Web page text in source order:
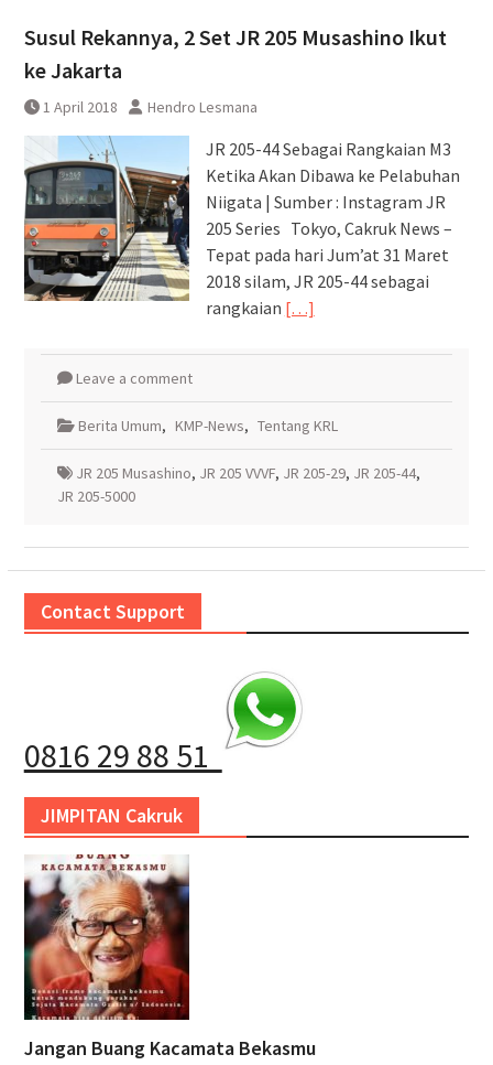
perjalanan KA Bandara YIA
Susul Rekannya, 2 Set JR 205 Musashino Ikut
ke Jakarta
1 April 2018 Hendro Lesmana
JR 205-44 Sebagai Rangkaian M3
Ketika Akan Dibawa ke Pelabuhan
Niigata | Sumber : Instagram JR
205 Series Tokyo, Cakruk News –
Tepat pada hari Jum’at 31 Maret
2018 silam, JR 205-44 sebagai
rangkaian […]
Leave a comment
Berita Umum, KMP-News, Tentang KRL
JR 205 Musashino, JR 205 VVVF, JR 205-29, JR 205-44,
JR 205-5000
Contact Support
0816 29 88 51
JIMPITAN Cakruk
Jangan Buang Kacamata Bekasmu